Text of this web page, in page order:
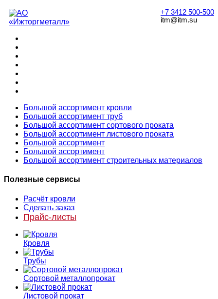
+7 3412 500-500
itm@itm.su
Большой ассортимент кровли
Большой ассортимент труб
Большой ассортимент сортового проката
Большой ассортимент листового проката
Большой ассортимент
Большой ассортимент
Большой ассортимент строительных материалов
Полезные сервисы
Расчёт кровли
Сделать заказ
Прайс-листы
Кровля
Трубы
Сортовой металлопрокат
Листовой прокат